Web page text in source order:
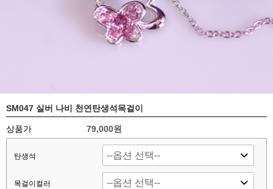
SM047 실버 나비 천연탄생석목걸이
상품가 79,000원
탄생석
목걸이컬러